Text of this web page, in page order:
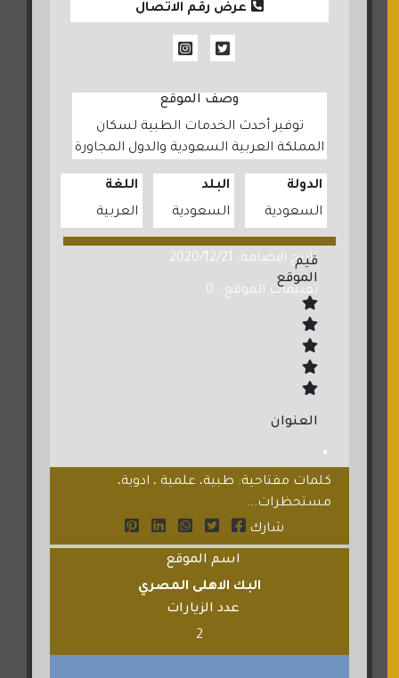
عرض رقم الاتصال
وصف الموقع
توفير أحدث الخدمات الطبية لسكان
المملكة العربية السعودية والدول المجاورة
الدولة
السعودية
البلد
السعودية
اللغة
العربية
تاريخ الاضافة: 2020/12/21
تقييمات الموقع : 0
قيم
الموقع
العنوان
كلمات مفتاحية: طبية، علمية ، ادوية،
مستحظرات...
شارك
اسم الموقع
البك الاهلى المصري
عدد الزيارات
2